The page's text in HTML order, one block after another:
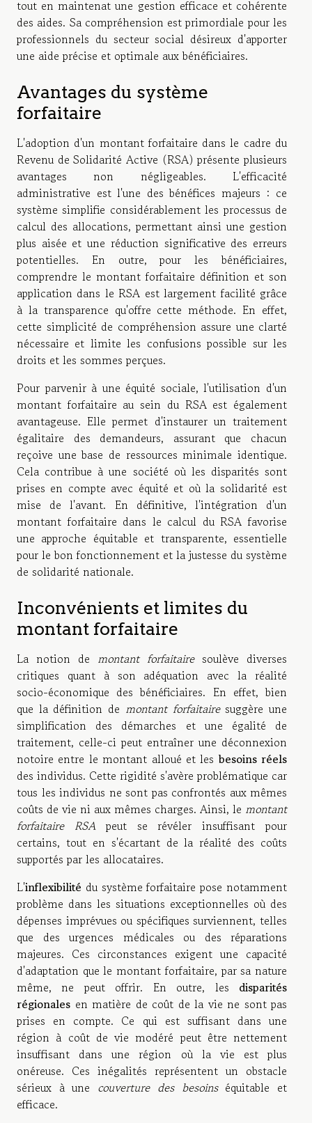
tout en maintenat une gestion efficace et cohérente
des aides. Sa compréhension est primordiale pour les
professionnels du secteur social désireux d'apporter
une aide précise et optimale aux bénéficiaires.
Avantages du système
forfaitaire
L'adoption d'un montant forfaitaire dans le cadre du
Revenu de Solidarité Active (RSA) présente plusieurs
avantages non négligeables. L'efficacité
administrative est l'une des bénéfices majeurs : ce
système simplifie considérablement les processus de
calcul des allocations, permettant ainsi une gestion
plus aisée et une réduction significative des erreurs
potentielles. En outre, pour les bénéficiaires,
comprendre le montant forfaitaire définition et son
application dans le RSA est largement facilité grâce
à la transparence qu'offre cette méthode. En effet,
cette simplicité de compréhension assure une clarté
nécessaire et limite les confusions possible sur les
droits et les sommes perçues.
Pour parvenir à une équité sociale, l'utilisation d'un
montant forfaitaire au sein du RSA est également
avantageuse. Elle permet d'instaurer un traitement
égalitaire des demandeurs, assurant que chacun
reçoive une base de ressources minimale identique.
Cela contribue à une société où les disparités sont
prises en compte avec équité et où la solidarité est
mise de l'avant. En définitive, l'intégration d'un
montant forfaitaire dans le calcul du RSA favorise
une approche équitable et transparente, essentielle
pour le bon fonctionnement et la justesse du système
de solidarité nationale.
Inconvénients et limites du
montant forfaitaire
La notion de montant forfaitairesoulève diverses
critiques quant à son adéquation avec la réalité
socio-économique des bénéficiaires. En effet, bien
que la définition de montant forfaitairesuggère une
simplification des démarches et une égalité de
traitement, celle-ci peut entraîner une déconnexion
notoire entre le montant alloué et les besoins réels
des individus. Cette rigidité s'avère problématique car
tous les individus ne sont pas confrontés aux mêmes
coûts de vie ni aux mêmes charges. Ainsi, le montant
forfaitaire RSApeut se révéler insuffisant pour
certains, tout en s'écartant de la réalité des coûts
supportés par les allocataires.
L'inflexibilité du système forfaitaire pose notamment
problème dans les situations exceptionnelles où des
dépenses imprévues ou spécifiques surviennent, telles
que des urgences médicales ou des réparations
majeures. Ces circonstances exigent une capacité
d'adaptation que le montant forfaitaire, par sa nature
même, ne peut offrir. En outre, les disparités
régionales en matière de coût de la vie ne sont pas
prises en compte. Ce qui est suffisant dans une
région à coût de vie modéré peut être nettement
insuffisant dans une région où la vie est plus
onéreuse. Ces inégalités représentent un obstacle
sérieux à une couverture des besoinséquitable et
efficace.